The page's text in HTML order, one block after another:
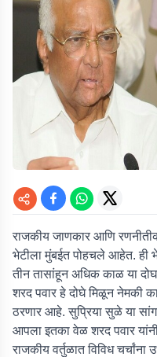
राजकीय जाणकार आणि
भेटीला मुंबईत पोहचले आहेत. ही
तीन तासांहून अधिक काळ या
शरद पवार हे दोघे मिळून नेमकी
ठरणार आहे. सुप्रिया सुळे या
आपला इतका वेळ शरद पवार
राजकीय वर्तुळात विविध